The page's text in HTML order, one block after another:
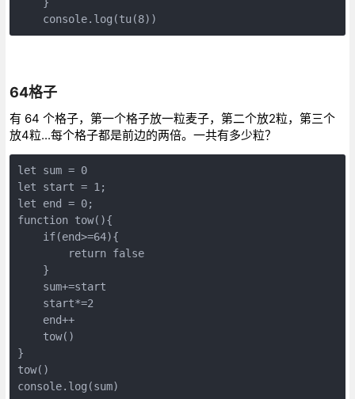
console.log(tu(8))
64格子
有 64 个格子，第一个格子放一粒麦子，第二个放2粒，第三个
放4粒...每个格子都是前边的两倍。一共有多少粒？
let sum = 0
let start = 1 ;
let end = 0
function tow(){
if(end>=64){
return false
    }
sum+=start
    start*=
2
end++
    tow()
}
tow()
console. log (sum)